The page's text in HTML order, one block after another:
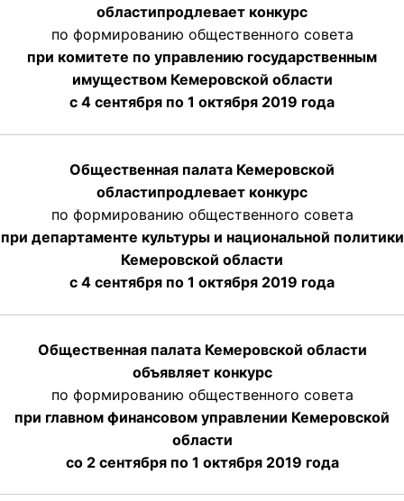
областипродлевает конкурс
по формированию общественного совета
при комитете по управлению государственным
имуществом Кемеровской области
с 4 сентября по 1 октября 2019 года
Общественная палата Кемеровской
областипродлевает конкурс
по формированию общественного совета
при департаменте культуры и национальной политики
Кемеровской области
с 4 сентября по 1 октября 2019 года
Общественная палата Кемеровской области
объявляет конкурс
по формированию общественного совета
при главном финансовом управлении Кемеровской
области
со 2 сентября по 1 октября 2019 года